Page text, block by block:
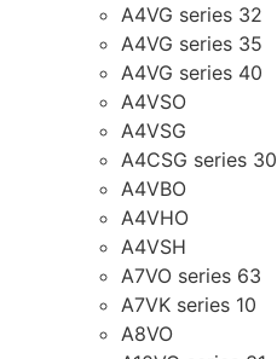
A4VG series 32
A4VG series 35
A4VG series 40
A4VSO
A4VSG
A4CSG series 30
A4VBO
A4VHO
A4VSH
A7VO series 63
A7VK series 10
A8VO